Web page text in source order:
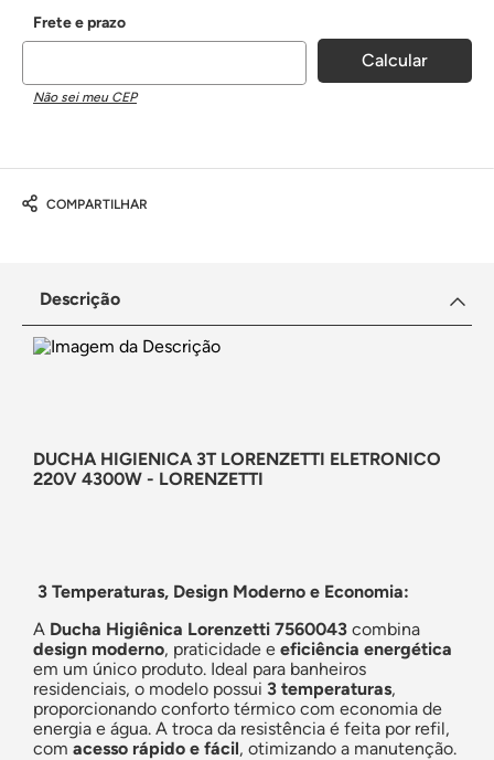
Não sei meu CEP
COMPARTILHAR
Descrição
DUCHA HIGIENICA 3T LORENZETTI ELETRONICO
220V 4300W - LORENZETTI
3 Temperaturas, Design Moderno e Economia:
A Ducha Higiênica Lorenzetti 7560043 combina
design moderno, praticidade e eficiência energética
em um único produto. Ideal para banheiros
residenciais, o modelo possui 3 temperaturas,
proporcionando conforto térmico com economia de
energia e água. A troca da resistência é feita por refil,
com acesso rápido e fácil, otimizando a manutenção.